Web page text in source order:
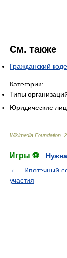
См. также
Гражданский
Категории:
Типы организаций
Юридические
Wikimedia Foundation
Игры ⚽
Ипотечный
участия